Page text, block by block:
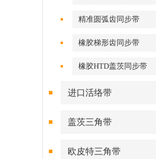
步带
精准圆弧齿同步带
橡胶梯形齿同步带
橡胶HTD盖茨同步带
进口活络带
盖茨三角带
欧皮特三角带